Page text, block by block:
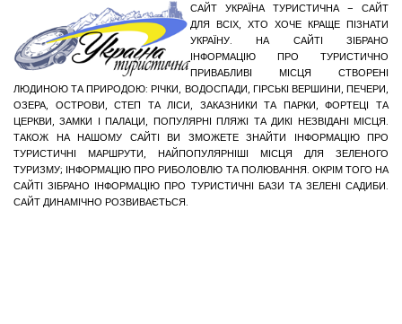
САЙТ УКРАЇНА ТУРИСТИЧНА – САЙТ
ДЛЯ ВСІХ, ХТО ХОЧЕ КРАЩЕ ПІЗНАТИ
УКРАЇНУ. НА САЙТІ ЗІБРАНО
ІНФОРМАЦІЮ ПРО ТУРИСТИЧНО
ПРИВАБЛИВІ МІСЦЯ СТВОРЕНІ
ЛЮДИНОЮ ТА ПРИРОДОЮ: РІЧКИ, ВОДОСПАДИ, ГІРСЬКІ ВЕРШИНИ, ПЕЧЕРИ,
ОЗЕРА, ОСТРОВИ, СТЕП ТА ЛІСИ, ЗАКАЗНИКИ ТА ПАРКИ, ФОРТЕЦІ ТА
ЦЕРКВИ, ЗАМКИ І ПАЛАЦИ, ПОПУЛЯРНІ ПЛЯЖІ ТА ДИКІ НЕЗВІДАНІ МІСЦЯ.
ТАКОЖ НА НАШОМУ САЙТІ ВИ ЗМОЖЕТЕ ЗНАЙТИ ІНФОРМАЦІЮ ПРО
ТУРИСТИЧНІ МАРШРУТИ, НАЙПОПУЛЯРНІШІ МІСЦЯ ДЛЯ ЗЕЛЕНОГО
ТУРИЗМУ; ІНФОРМАЦІЮ ПРО РИБОЛОВЛЮ ТА ПОЛЮВАННЯ. ОКРІМ ТОГО НА
САЙТІ ЗІБРАНО ІНФОРМАЦІЮ ПРО ТУРИСТИЧНІ БАЗИ ТА ЗЕЛЕНІ САДИБИ.
САЙТ ДИНАМІЧНО РОЗВИВАЄТЬСЯ.